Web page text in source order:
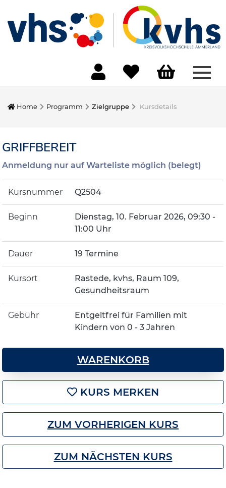
Home Programm Zielgruppe Kursdetails
GRIFFBEREIT
Anmeldung nur auf Warteliste möglich (belegt)
Kursnummer Q2504
Beginn
Dienstag, 10. Februar 2026, 09:30 -
11:00 Uhr
Dauer 19 Termine
Kursort
Rastede, kvhs, Raum 109,
Gesundheitsraum
Gebühr
Entgeltfrei für Familien mit
Kindern von 0 - 3 Jahren
WARENKORB
KURS MERKEN
ZUM VORHERIGEN KURS
ZUM NÄCHSTEN KURS